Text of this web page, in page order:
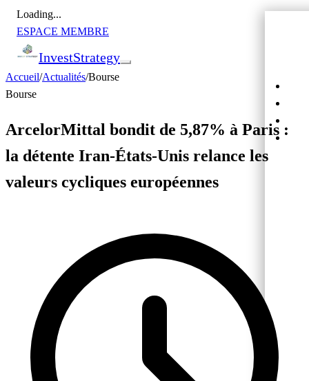
Loading...
ESPACE MEMBRE
InvestStrategy
Accueil/Actualités/Bourse
Bourse
ArcelorMittal bondit de 5,87% à Paris :
la détente Iran-États-Unis relance les
valeurs cycliques européennes